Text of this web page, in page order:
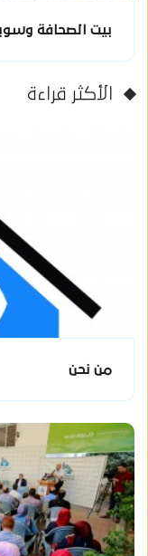
بيت الصحافة
الأكثر قراءة
من نحن